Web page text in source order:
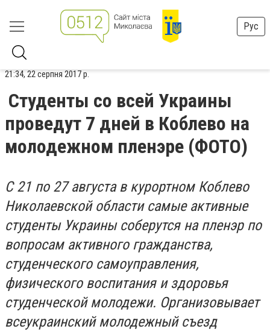
Рус
21:34, 22 серпня 2017 р.
Студенты со всей Украины
проведут 7 дней в Коблево на
молодежном пленэре (ФОТО)
С 21 по 27 августа в курортном Коблево
Николаевской области самые активные
студенты Украины соберутся на пленэр по
вопросам активного гражданства,
студенческого самоуправления,
физического воспитания и здоровья
студенческой молодежи. Организовывает
всеукраинский молодежный съезд